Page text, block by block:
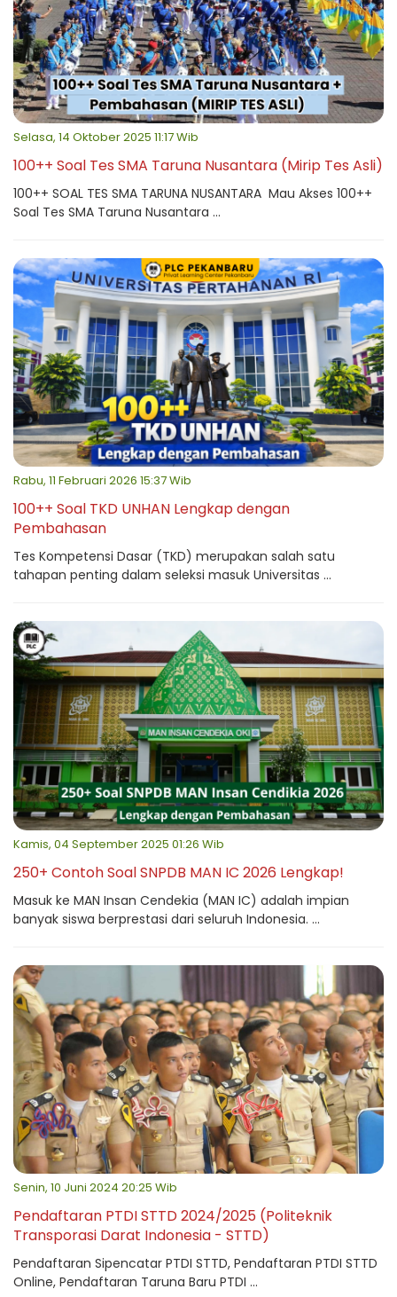
Selasa, 14 Oktober 2025 11:17 Wib
100++ Soal Tes SMA Taruna Nusantara (Mirip Tes Asli)
100++ SOAL TES SMA TARUNA NUSANTARA Mau Akses 100++
Soal Tes SMA Taruna Nusantara ...
Rabu, 11 Februari 2026 15:37 Wib
100++ Soal TKD UNHAN Lengkap dengan
Pembahasan
Tes Kompetensi Dasar (TKD) merupakan salah satu
tahapan penting dalam seleksi masuk Universitas ...
Kamis, 04 September 2025 01:26 Wib
250+ Contoh Soal SNPDB MAN IC 2026 Lengkap!
Masuk ke MAN Insan Cendekia (MAN IC) adalah impian
banyak siswa berprestasi dari seluruh Indonesia. ...
Senin, 10 Juni 2024 20:25 Wib
Pendaftaran PTDI STTD 2024/2025 (Politeknik
Transporasi Darat Indonesia - STTD)
Pendaftaran Sipencatar PTDI STTD, Pendaftaran PTDI STTD
Online, Pendaftaran Taruna Baru PTDI ...